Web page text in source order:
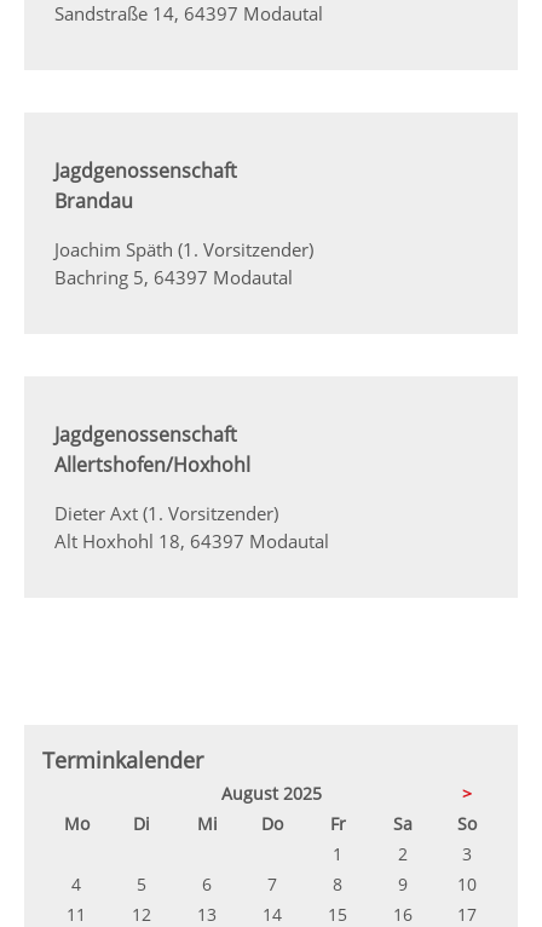
Sandstraße 14, 64397 Modautal
Jagdgenossenschaft
Brandau
Joachim Späth (1. Vorsitzender)
Bachring 5, 64397 Modautal
Jagdgenossenschaft
Allertshofen/Hoxhohl
Dieter Axt (1. Vorsitzender)
Alt Hoxhohl 18, 64397 Modautal
Terminkalender
August 2025
>
Montag Di enstagMittwochDonnerstag
Freitag SamstagSonntag
1
2
3
4
5 6 7 8 9
10
11
12 13 14 15 16
17